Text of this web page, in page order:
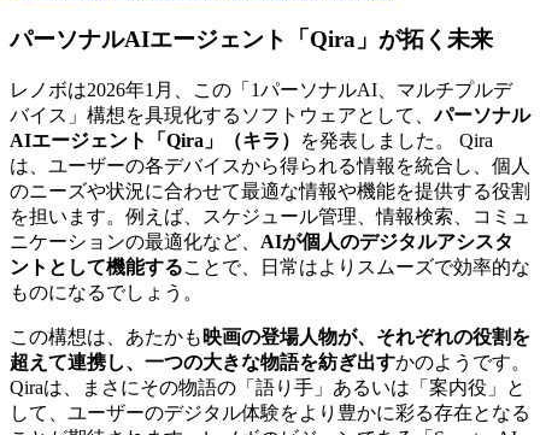
パーソナルAIエージェント「Qira」が拓く未来
レノボは2026年1月、この「1パーソナルAI、マルチプルデ
バイス」構想を具現化するソフトウェアとして、パーソナル
AIエージェント「Qira」（キラ）
を発表しました。 Qira
は、ユーザーの各デバイスから得られる情報を統合し、個人
のニーズや状況に合わせて最適な情報や機能を提供する役割
を担います。例えば、スケジュール管理、情報検索、コミュ
ニケーションの最適化など、 AIが個人のデジタルアシスタ
ントとして機能することで、日常はよりスムーズで効率的な
ものになるでしょう。
この構想は、あたかも 映画の登場人物が、それぞれの役割を
超えて連携し、一つの大きな物語を紡ぎ出すかのようです。
Qiraは、まさにその物語の「語り手」あるいは「案内役」と
して、ユーザーのデジタル体験をより豊かに彩る存在となる